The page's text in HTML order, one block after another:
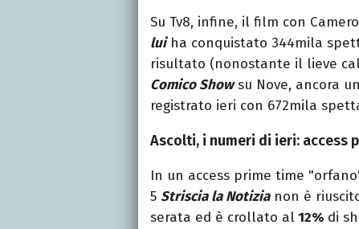
Su Tv8, infine, il film con
luiha conquistato 344mila
risultato (nonostante il lieve
Comico Showsu Nove, ancora
registrato ieri con 672mila
Ascolti, i numeri di ieri: access
In un access prime time
5 Striscia la Notizianon è
serata ed è crollato al 12% di